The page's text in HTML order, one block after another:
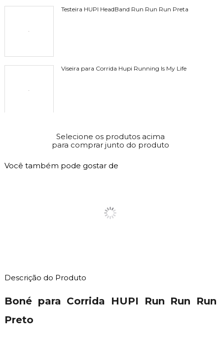
Testeira HUPI HeadBand Run Run Run Preta
Viseira para Corrida Hupi Running Is My Life
Selecione os produtos acima
para comprar junto do produto
Você também pode gostar de
Descrição do Produto
Boné para Corrida HUPI Run Run Run
Preto